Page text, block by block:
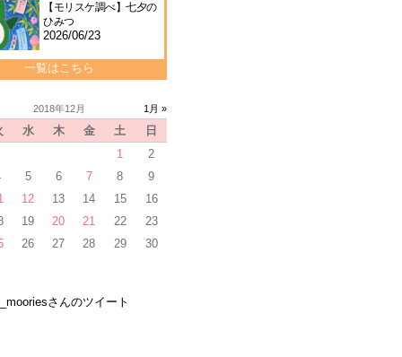
【モリスケ調べ】七夕の
ひみつ
2026/06/23
一覧はこちら
2018年12月 1月 »
水 木 金 土
日
1
2
5 6 7 8
9
12 13 14 15
16
19 20 21 22
23
26 27 28 29 30
さんのツイート